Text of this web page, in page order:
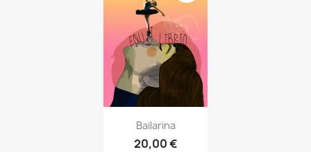
Bailarina
20,00 €